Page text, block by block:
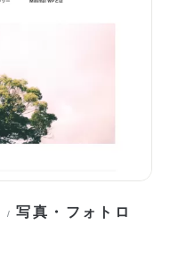
/写真・フォトロ